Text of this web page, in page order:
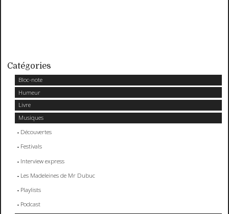
Catégories
Bloc-note
Humeur
Livre
Musiques
Découvertes
Festivals
Interview express
Les Madeleines de Mr Dubuc
Playlists
Podcast